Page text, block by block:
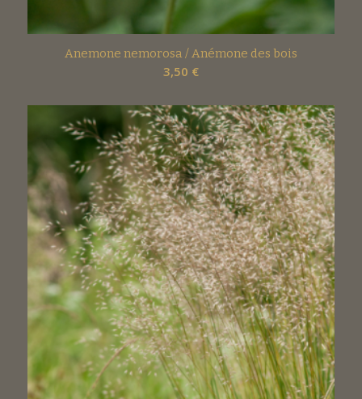
Anemone nemorosa / Anémone des bois
3,50 €